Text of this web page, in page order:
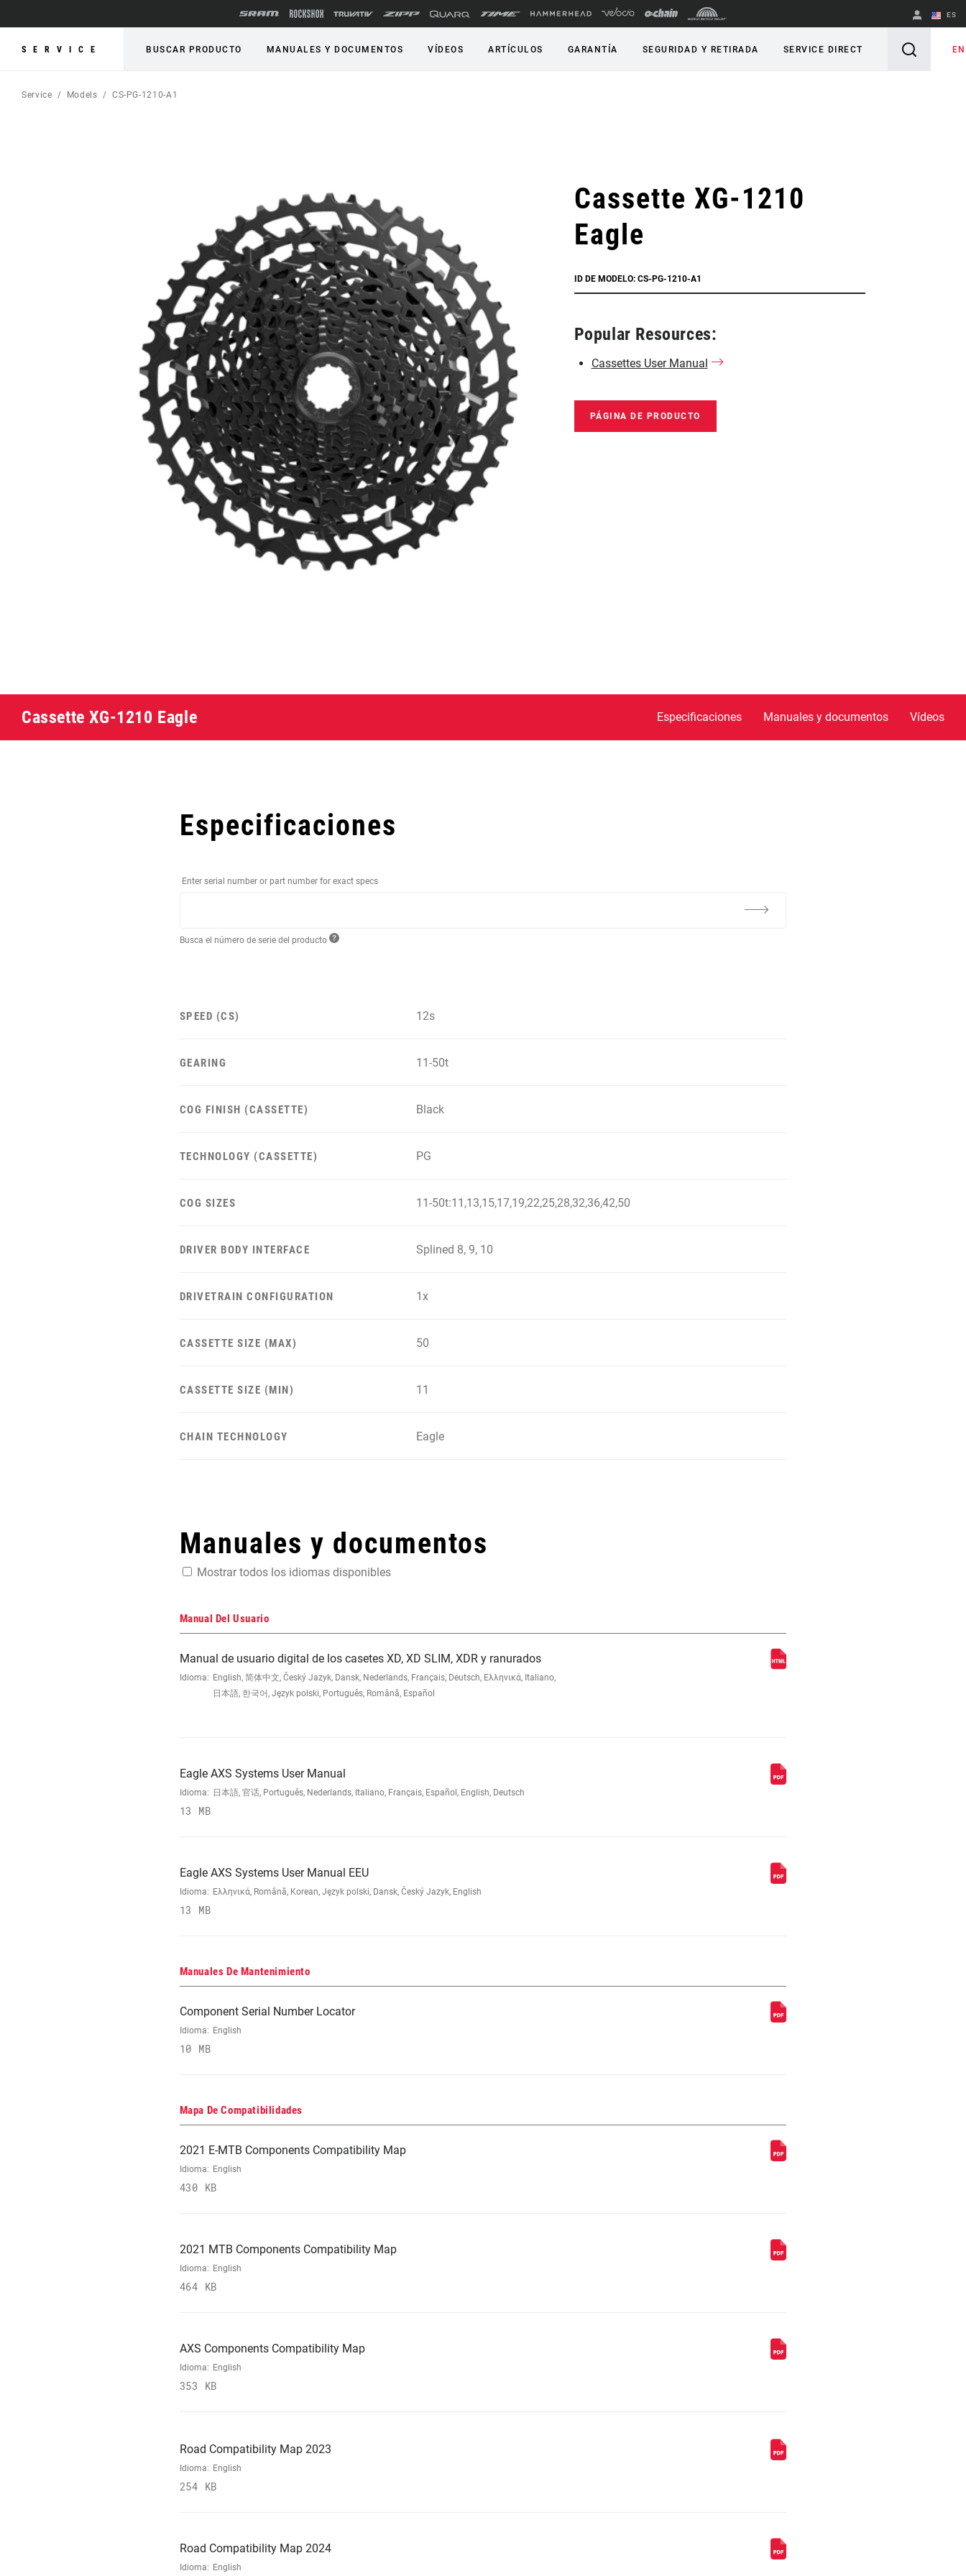
ES
English
SERVICE BUSCAR PRODUCTO MANUALES Y DOCUMENTOS VÍDEOS ARTÍCULOS GARANTÍA SEGURIDAD Y RETIRADA SERVICE DIRECT
Service Models CS-PG-1210-A1
Cassette XG-1210
Eagle
ID DE MODELO: CS-PG-1210-A1
Popular Resources:
Cassettes User Manual
PÁGINA DE PRODUCTO
Cassette XG-1210 Eagle Especificaciones Manuales y documentos Vídeos
Especificaciones
Enter serial number or part number for exact specs
Busca el número de serie del producto
SPEED (CS) 12s
GEARING 11-50t
COG FINISH (CASSETTE) Black
TECHNOLOGY (CASSETTE) PG
COG SIZES 11-50t:11,13,15,17,19,22,25,28,32,36,42,50
DRIVER BODY INTERFACE Splined 8, 9, 10
DRIVETRAIN CONFIGURATION 1x
CASSETTE SIZE (MAX) 50
CASSETTE SIZE (MIN) 11
CHAIN TECHNOLOGY Eagle
Manuales y documentos
Mostrar todos los idiomas disponibles
Manual Del Usuario
Manual de usuario digital de los casetes XD, XD SLIM, XDR y ranurados
Idioma: English, 简体中文, Český Jazyk, Dansk, Nederlands, Français, Deutsch, Ελληνικά, Italiano,
日本語, 한국어, Język polski, Português, Română, Español
Eagle AXS Systems User Manual
Idioma: 日本語, 官话, Português, Nederlands, Italiano, Français, Español, English, Deutsch
13 MB
Eagle AXS Systems User Manual EEU
Idioma: Ελληνικά, Română, Korean, Język polski, Dansk, Český Jazyk, English
13 MB
Manuales De Mantenimiento
Component Serial Number Locator
Idioma: English
10 MB
Mapa De Compatibilidades
2021 E-MTB Components Compatibility Map
Idioma: English
430 KB
2021 MTB Components Compatibility Map
Idioma: English
464 KB
AXS Components Compatibility Map
Idioma: English
353 KB
Road Compatibility Map 2023
Idioma: English
254 KB
Road Compatibility Map 2024
Idioma: English